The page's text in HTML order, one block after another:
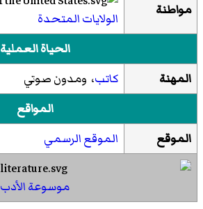
مواطنة
الولايات المتحدة
الحياة العملية
المهنة
كاتب، ومدون صوتي
المواقع
الموقع
الموقع الرسمي
موسوعة الأدب